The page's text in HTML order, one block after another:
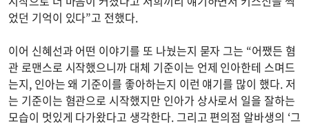
었던 기억이 있다”고 전했다.
이어 신혜선과 어떤 이야기를 또 나눴는지 묻자 그는 “어쨌든 혐
관 로맨스로 시작했으니까 대체 기준이는 언제 인아한테 스며드
는지, 인아는 왜 기준이를 좋아하는지 이런 얘기를 많이 했다. 저
는 기준이는 혐관으로 시작했지만 인아가 상사로서 일을 잘하는
모습이 멋있게 다가왔다고 생각한다. 그리고 편의점 알바생의 ‘그